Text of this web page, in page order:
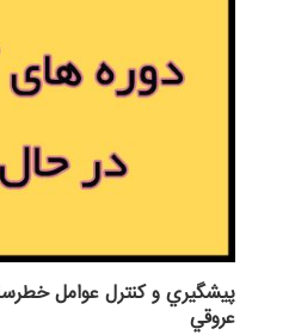
پيشگيري و كنترل عوامل
عروقي